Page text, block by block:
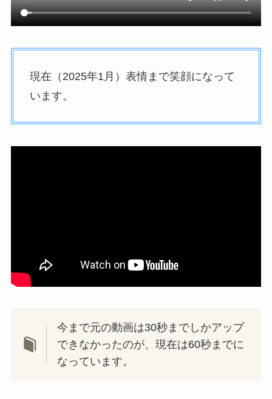
現在（2025年1月）表情まで笑顔になって
います。
今まで元の動画は30秒までしかアップ
できなかったのが、現在は60秒までに
なっています。